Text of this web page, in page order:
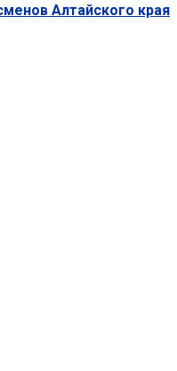
Алтайского края